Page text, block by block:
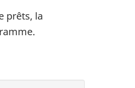
prêts, la